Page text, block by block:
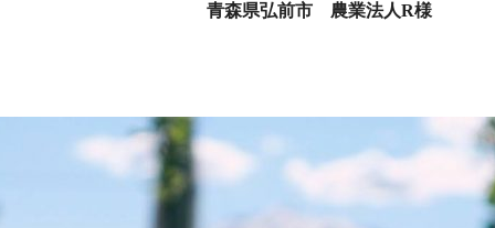
青森県弘前市 農業法人R様